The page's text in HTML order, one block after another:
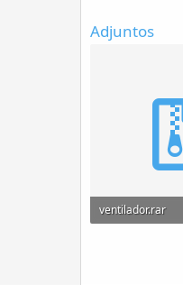
Adjuntos
ventilador.rar